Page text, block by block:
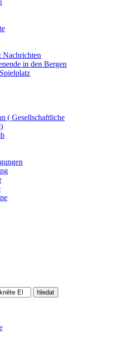
Nachrichten
in den Bergen
( Gesellschaftliche
hledat